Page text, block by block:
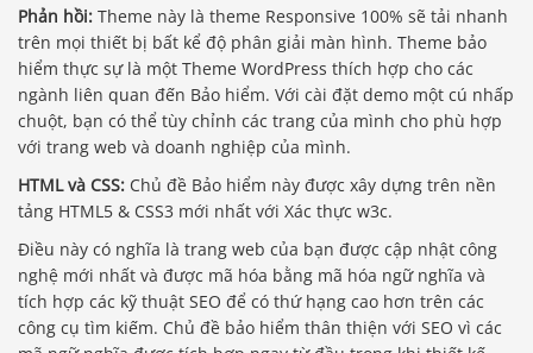
Phản hồi: Theme này là theme Responsive 100% sẽ tải nhanh
trên mọi thiết bị bất kể độ phân giải màn hình. Theme bảo
hiểm thực sự là một Theme WordPress thích hợp cho các
ngành liên quan đến Bảo hiểm. Với cài đặt demo một cú nhấp
chuột, bạn có thể tùy chỉnh các trang của mình cho phù hợp
với trang web và doanh nghiệp của mình.
HTML và CSS: Chủ đề Bảo hiểm này được xây dựng trên nền
tảng HTML5 & CSS3 mới nhất với Xác thực w3c.
Điều này có nghĩa là trang web của bạn được cập nhật công
nghệ mới nhất và được mã hóa bằng mã hóa ngữ nghĩa và
tích hợp các kỹ thuật SEO để có thứ hạng cao hơn trên các
công cụ tìm kiếm. Chủ đề bảo hiểm thân thiện với SEO vì các